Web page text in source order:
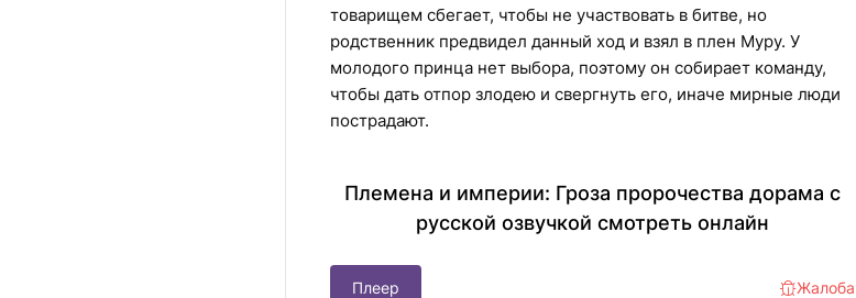
товарищем сбегает, чтобы не участвовать в битве, но
родственник предвидел данный ход и взял в плен Муру. У
молодого принца нет выбора, поэтому он собирает команду,
чтобы дать отпор злодею и свергнуть его, иначе мирные люди
пострадают.
Племена и империи: Гроза пророчества дорама с
русской озвучкой смотреть онлайн
Плеер Жалоба